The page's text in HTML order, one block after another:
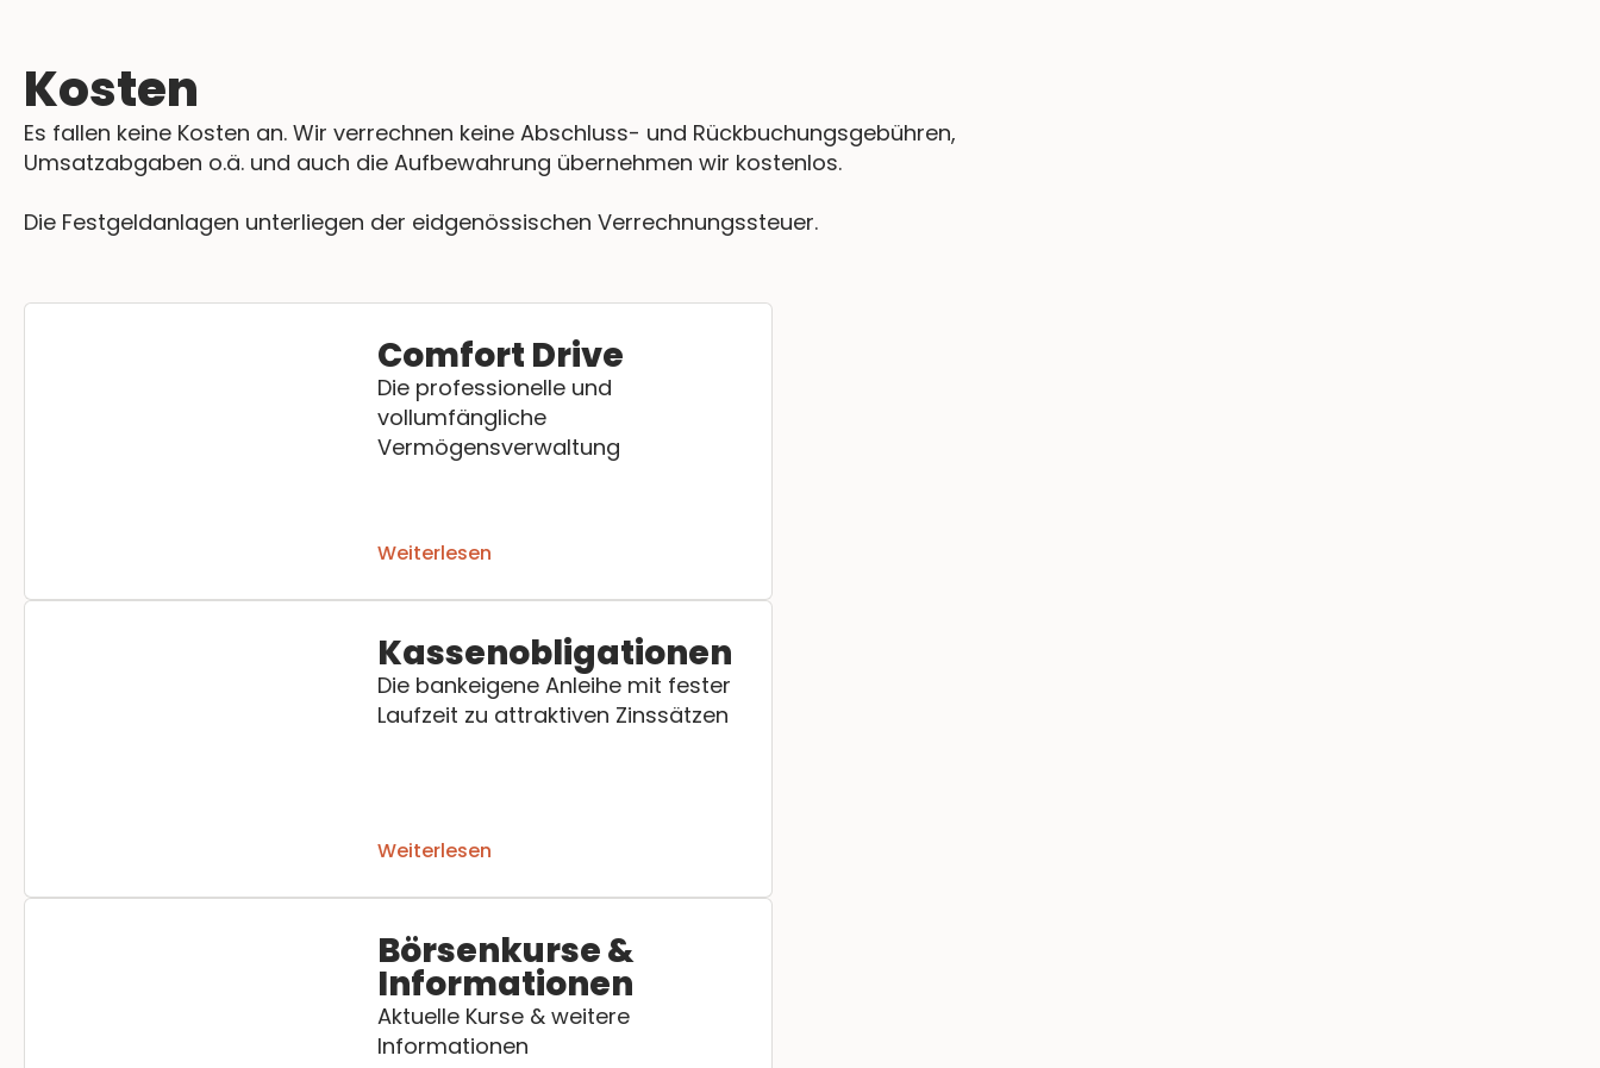
Kosten
Es fallen keine Kosten an. Wir verrechnen keine Abschluss- und Rückbuchungsgebühren,
Umsatzabgaben o.ä. und auch die Aufbewahrung übernehmen wir kostenlos.
Die Festgeldanlagen unterliegen der eidgenössischen Verrechnungssteuer.
Comfort Drive
Die professionelle und
vollumfängliche
Vermögensverwaltung
Weiterlesen
Kassenobligationen
Die bankeigene Anleihe mit fester
Laufzeit zu attraktiven Zinssätzen
Weiterlesen
Börsenkurse &
Informationen
Aktuelle Kurse & weitere
Informationen